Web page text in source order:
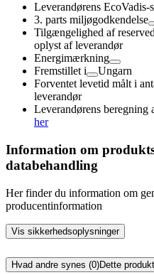
Leverandørens EcoVadis-
3. parts miljøgodkendelse
Tilgængelighed af
oplyst af leverandør
Energimærkning
Fremstillet i
Ungarn
Forventet levetid målt i
leverandør
Leverandørens beregning
her
Information om
databehandling
Her finder du information om
producentinformation
Vis sikkerhedsoplysninger
Hvad andre synes (0)Dette